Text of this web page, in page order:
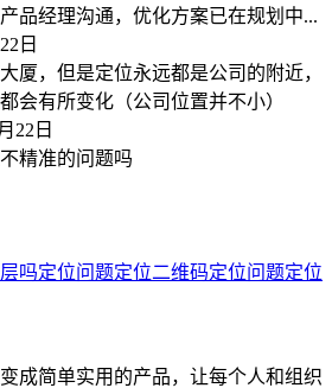
品经理沟通，优化方案已在规划中...
日
厦，但是定位永远都是公司的附近，
会有所变化（公司位置并不小）
22日
精准的问题吗
吗定位问题定位二维码定位问题定位
成简单实用的产品，让每个人和组织